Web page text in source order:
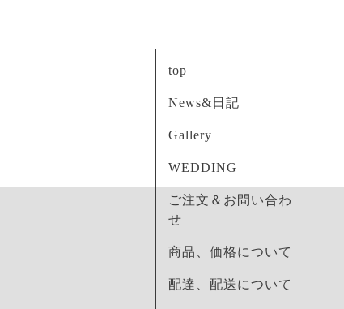
top
News&日記
Gallery
WEDDING
ご注文＆お問い合わ
せ
商品、価格について
配達、配送について